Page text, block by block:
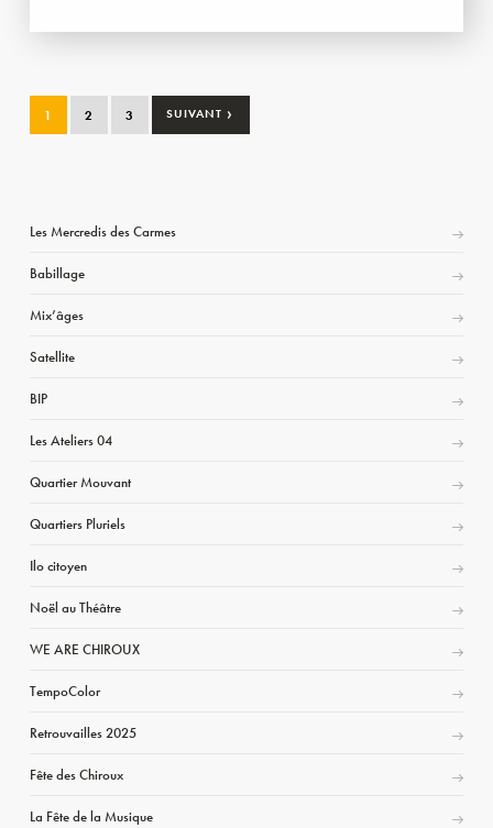
1 2 3 SUIVANT ›
Les Mercredis des Carmes
Babillage
Mix’âges
Satellite
BIP
Les Ateliers 04
Quartier Mouvant
Quartiers Pluriels
Ilo citoyen
Noël au Théâtre
WE ARE CHIROUX
TempoColor
Retrouvailles 2025
Fête des Chiroux
La Fête de la Musique